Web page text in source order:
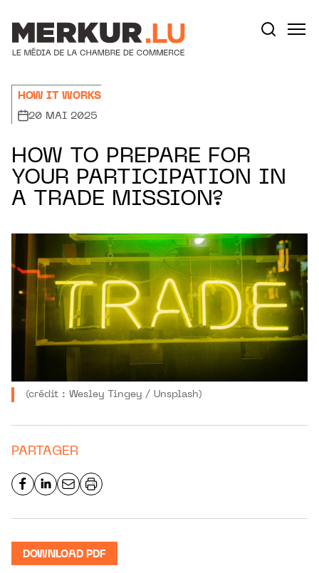
HOW IT WORKS
20 MAI 2025
HOW TO PREPARE FOR
YOUR PARTICIPATION IN
A TRADE MISSION?
(crédit : Wesley Tingey / Unsplash)
PARTAGER
DOWNLOAD PDF